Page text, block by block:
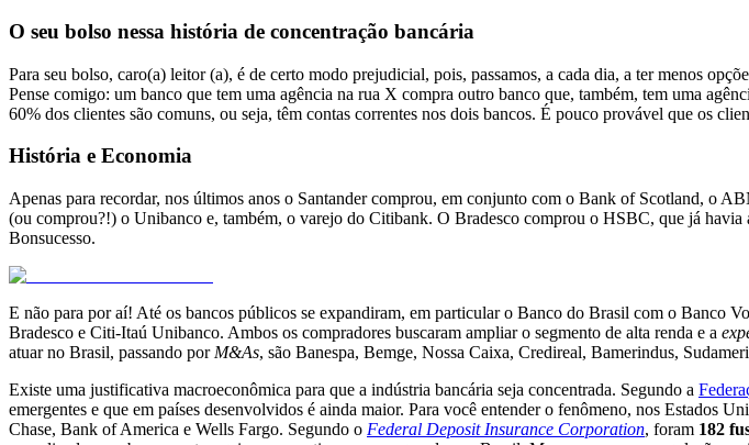
O seu bolso nessa história de concentração bancária
Para seu bolso, caro(a) leitor (a), é de certo modo prejudicial, pois, passamos, a cada dia, a ter menos
Pense comigo: um banco que tem uma agência na rua X compra outro banco que, também, tem uma
60% dos clientes são comuns, ou seja, têm contas correntes nos dois bancos. É pouco provável que os
História e Economia
Apenas para recordar, nos últimos anos o Santander comprou, em conjunto com o Bank of Scotland, o
(ou comprou?!) o Unibanco e, também, o varejo do Citibank. O Bradesco comprou o HSBC, que já havia
Bonsucesso.
E não para por aí! Até os bancos públicos se expandiram, em particular o Banco do Brasil com o Banco
Bradesco e Citi-Itaú Unibanco. Ambos os compradores buscaram ampliar o segmento de alta renda e a
atuar no Brasil, passando por M&As, são Banespa, Bemge, Nossa Caixa, Credireal, Bamerindus,
Existe uma justificativa macroeconômica para que a indústria bancária seja concentrada. Segundo a
emergentes e que em países desenvolvidos é ainda maior. Para você entender o fenômeno, nos Estados
Chase, Bank of America e Wells Fargo. Segundo o Federal Deposit Insurance Corporation, foram 182